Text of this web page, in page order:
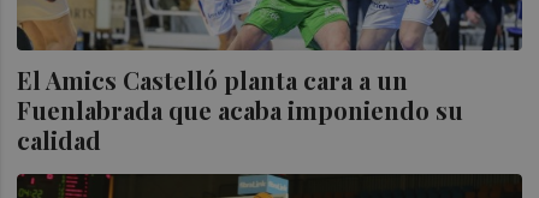
El Amics Castelló planta cara a un
Fuenlabrada que acaba imponiendo su
calidad